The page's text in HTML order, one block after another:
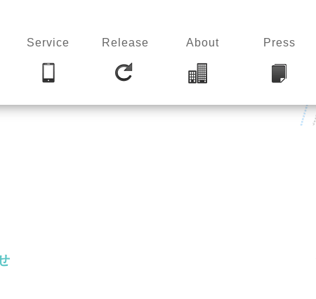
Service Release About Press